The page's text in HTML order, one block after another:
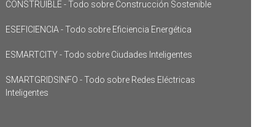
CONSTRUIBLE - Todo sobre Construcción Sostenible
ESEFICIENCIA - Todo sobre Eficiencia Energética
ESMARTCITY - Todo sobre Ciudades Inteligentes
SMARTGRIDSINFO - Todo sobre Redes Eléctricas
Inteligentes